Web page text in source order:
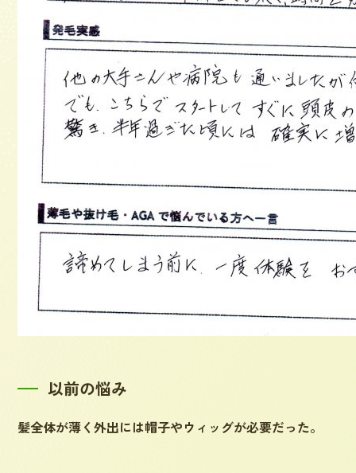
以前の悩み
髪全体が薄く外出には帽子やウィッグが必要だった。